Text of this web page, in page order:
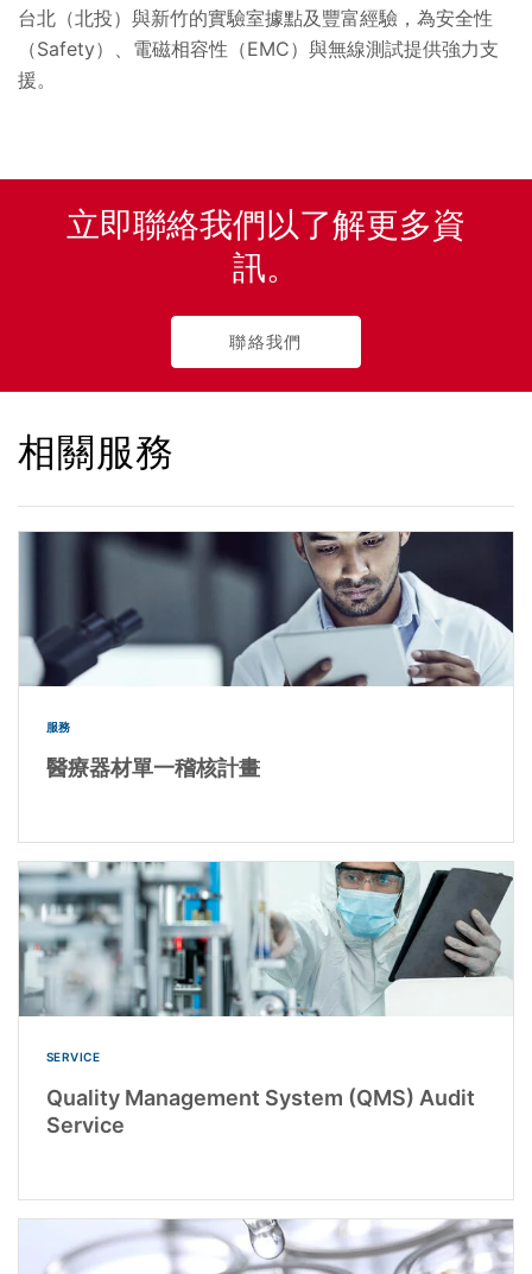
台北（北投）與新竹的實驗室據點及豐富經驗，為安全性
（Safety）、電磁相容性（EMC）與無線測試提供強力支
援。
立即聯絡我們以了解更多資
訊。
聯絡我們
相關服務
服務
醫療器材單一稽核計畫
SERVICE
Quality Management System (QMS) Audit
Service